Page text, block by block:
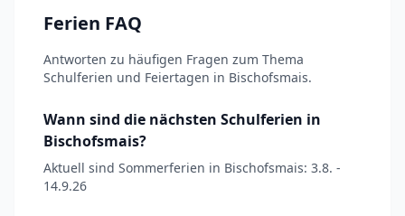
Ferien FAQ
Antworten zu häufigen Fragen zum Thema
Schulferien und Feiertagen in Bischofsmais.
Wann sind die nächsten Schulferien in
Bischofsmais?
Aktuell sind Sommerferien in Bischofsmais: 3.8. -
14.9.26